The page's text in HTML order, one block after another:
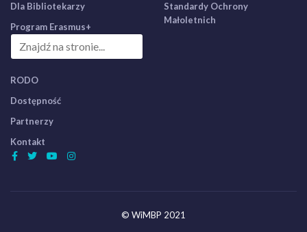
Dla Bibliotekarzy
Program Erasmus+
Standardy Ochrony
Małoletnich
RODO
Dostępność
Partnerzy
Kontakt
© WiMBP 2021